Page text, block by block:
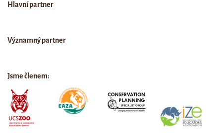
Hlavní partner
Významný partner
Jsme členem: